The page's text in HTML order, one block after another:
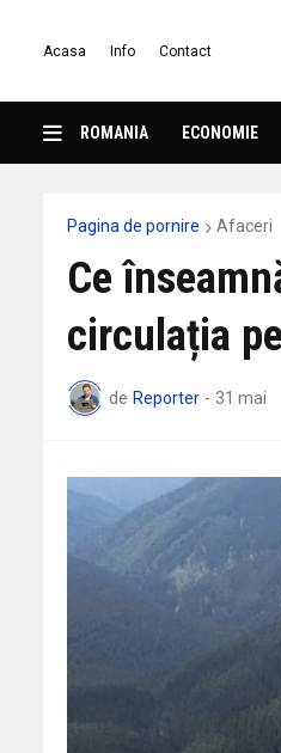
Acasa Info Contact
ROMANIA ECONOMIE
Pagina de pornire Afaceri
Ce
circulația
de Reporter - 31 mai